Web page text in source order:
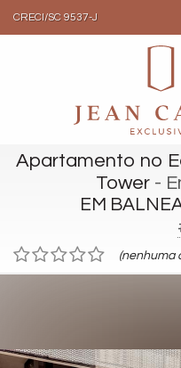
CRECI/SC 9537-J
Apartamento no
Tower -
EM
(nenhuma